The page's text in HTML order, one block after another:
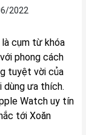
2022
cụm từ khóa
phong cách
tuyệt vời của
dùng ưa thích.
Watch uy tín
tới Xoăn